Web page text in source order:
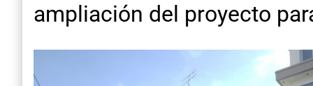
ampliación del proyecto